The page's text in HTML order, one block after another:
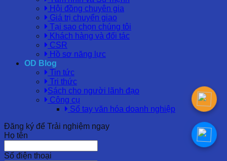
Hội đồng chuyên gia
Giá trị chuyển giao
Tại sao chọn chúng tôi
Khách hàng và đối tác
CSR
Hồ sơ năng lực
OD Blog
Tin tức
Tri thức
Sách cho người lãnh đạo
Công cụ
Sổ tay văn hóa doanh nghiệp
Đăng ký để Trải nghiệm ngay
Họ tên
Số điện thoại